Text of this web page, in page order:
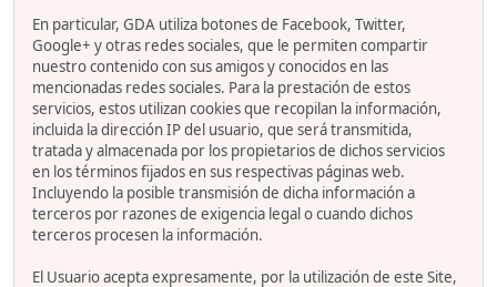
En particular, GDA utiliza botones de Facebook, Twitter,
Google+ y otras redes sociales, que le permiten compartir
nuestro contenido con sus amigos y conocidos en las
mencionadas redes sociales. Para la prestación de estos
servicios, estos utilizan cookies que recopilan la información,
incluida la dirección IP del usuario, que será transmitida,
tratada y almacenada por los propietarios de dichos servicios
en los términos fijados en sus respectivas páginas web.
Incluyendo la posible transmisión de dicha información a
terceros por razones de exigencia legal o cuando dichos
terceros procesen la información.
El Usuario acepta expresamente, por la utilización de este Site,